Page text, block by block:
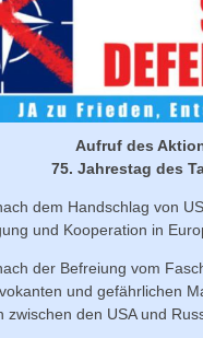
Aufruf des
75. Jahrestag des
dem Handschlag von
und Kooperation in
der Befreiung vom
und gefährlichen
zwischen den USA und